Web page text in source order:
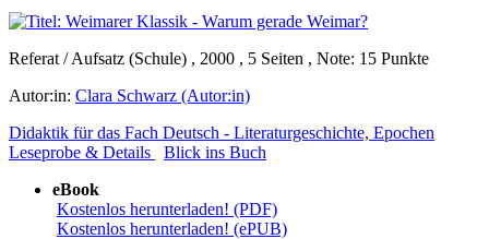
Referat / Aufsatz (Schule) , 2000 , 5 Seiten , Note: 15 Punkte
Autor:in: Clara Schwarz (Autor:in)
Didaktik für das Fach Deutsch - Literaturgeschichte, Epochen
Leseprobe & Details
Blick ins Buch
eBook
Kostenlos herunterladen! (PDF)
Kostenlos herunterladen! (ePUB)